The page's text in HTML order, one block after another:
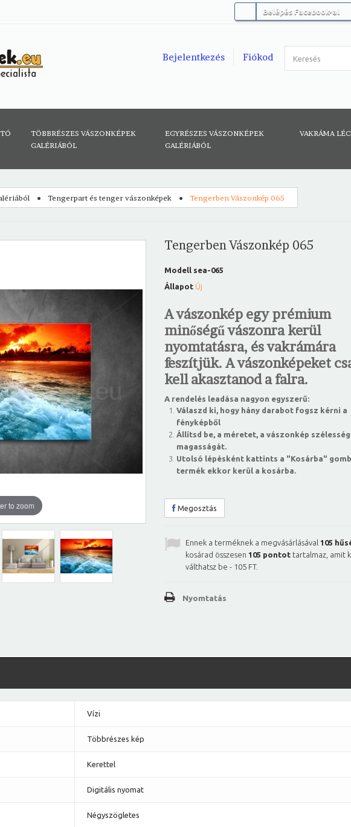
Belépés Facebook-al
Fiókod
Bejelentkezés
TÖBBRÉSZES VÁSZONKÉPEK
GALÉRIÁBÓL
EGYRÉSZES VÁSZONKÉPEK
GALÉRIÁBÓL
VAKRÁMA
Tengerpart és tenger vászonképek Tengerben Vászonkép 065
to zoom
Tengerben Vászonkép 065
Modell sea-065
Állapot Új
A vászonkép egy prémium
minőségű vászonra kerül
nyomtatásra, és vakrámára
feszítjük. A vászonképeket
kell akasztanod a falra.
A rendelés leadása nagyon egyszerű:
Válaszd ki, hogy hány darabot fogsz kérni a
fényképből
Állítsd be, a méretet, a vászonkép
magasságát.
Utolsó lépésként kattints a "Kosárba"
termék ekkor kerül a kosárba.
Megosztás
Ennek a terméknek a megvásárlásával 105
kosárad összesen 105 pontot tartalmaz, amit
válthatsz be - 105 FT.
Nyomtatás
Vízi
Többrészes kép
Kerettel
Digitális nyomat
Négyszögletes